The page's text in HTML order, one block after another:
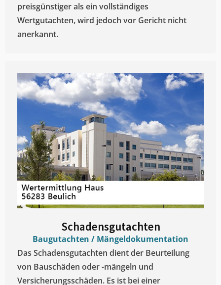
preisgünstiger als ein vollständiges
Wertgutachten, wird jedoch vor Gericht nicht
anerkannt.
Schadensgutachten
Baugutachten / Mängeldokumentation
Das Schadensgutachten dient der Beurteilung
von Bauschäden oder -mängeln und
Versicherungsschäden. Es ist bei einer